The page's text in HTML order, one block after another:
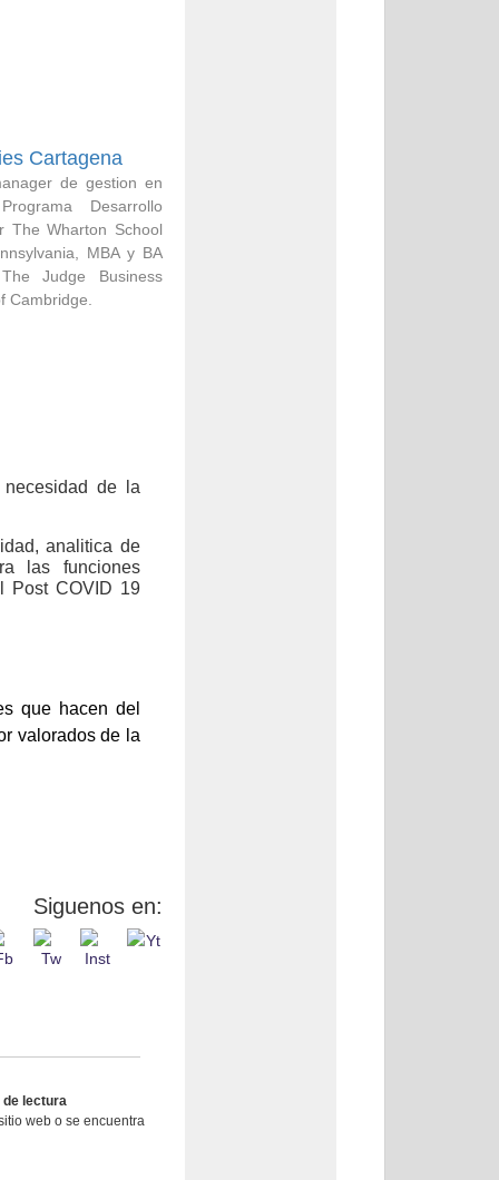
Cartagena
de gestion en
Desarrollo
The Wharton School
MBA y BA
Judge Business
Cambridge.
de la
analitica de
las funciones
Post COVID 19
que hacen del
valorados de la
Siguenos en:
lectura
web o se encuentra